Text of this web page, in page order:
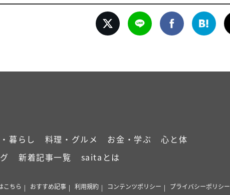
暮らし 料理・グルメ お金・学ぶ
心と体
新着記事一覧 saitaとは
こちら おすすめ記事 利用規約 コンテンツポリシー プライバシーポリシー